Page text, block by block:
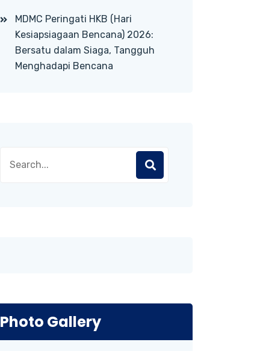
MDMC Peringati HKB (Hari
Kesiapsiagaan Bencana) 2026:
Bersatu dalam Siaga, Tangguh
Menghadapi Bencana
Photo Gallery